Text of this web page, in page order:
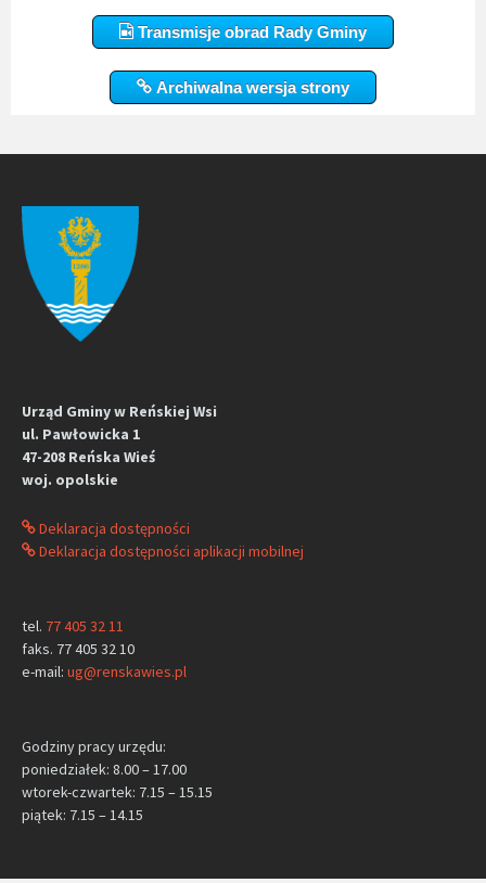
Transmisje obrad Rady Gminy
Archiwalna wersja strony
Urząd Gminy w Reńskiej Wsi
ul. Pawłowicka 1
47-208 Reńska Wieś
woj. opolskie
Deklaracja dostępności
Deklaracja dostępności aplikacji mobilnej
tel. 77 405 32 11
faks. 77 405 32 10
e-mail: ug@renskawies.pl
Godziny pracy urzędu:
poniedziałek: 8.00 – 17.00
wtorek-czwartek: 7.15 – 15.15
piątek: 7.15 – 14.15